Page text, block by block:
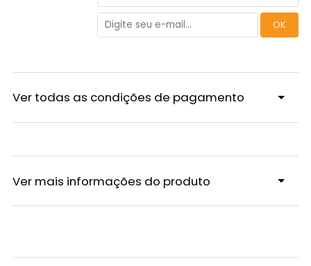
Ver todas as condições de pagamento
Ver mais informações do produto